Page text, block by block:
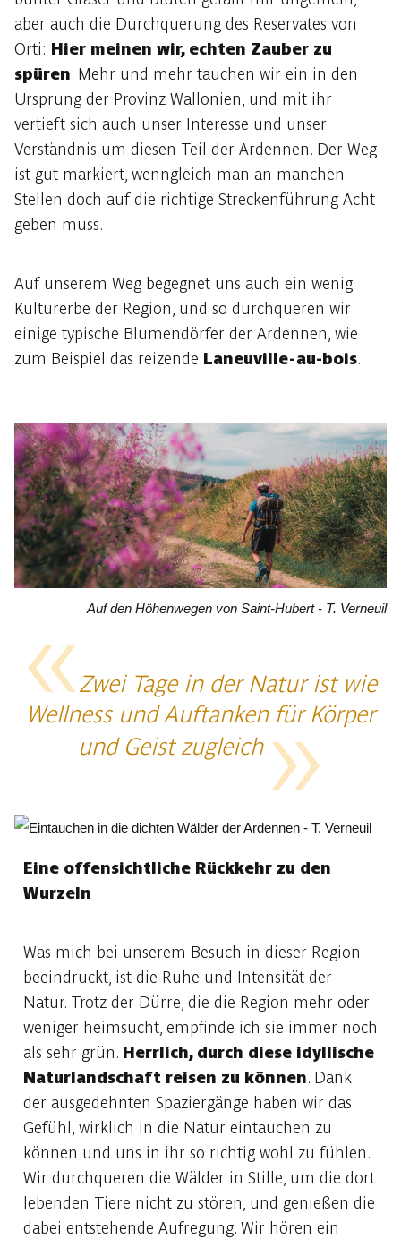
aber auch die Durchquerung des Reservates von
Orti: Hier meinen wir, echten Zauber zu
spüren. Mehr und mehr tauchen wir ein in den
Ursprung der Provinz Wallonien, und mit ihr
vertieft sich auch unser Interesse und unser
Verständnis um diesen Teil der Ardennen. Der Weg
ist gut markiert, wenngleich man an manchen
Stellen doch auf die richtige Streckenführung Acht
geben muss.
Auf unserem Weg begegnet uns auch ein wenig
Kulturerbe der Region, und so durchqueren wir
einige typische Blumendörfer der Ardennen, wie
zum Beispiel das reizende Laneuville-au-bois.
Auf den Höhenwegen von Saint-Hubert - T. Verneuil
Zwei Tage in der Natur ist wie
Wellness und Auftanken für Körper
und Geist zugleich
Eine offensichtliche Rückkehr zu den
Wurzeln
Was mich bei unserem Besuch in dieser Region
beeindruckt, ist die Ruhe und Intensität der
Natur. Trotz der Dürre, die die Region mehr oder
weniger heimsucht, empfinde ich sie immer noch
als sehr grün. Herrlich, durch diese idyllische
Naturlandschaft reisen zu können. Dank
der ausgedehnten Spaziergänge haben wir das
Gefühl, wirklich in die Natur eintauchen zu
können und uns in ihr so richtig wohl zu fühlen.
Wir durchqueren die Wälder in Stille, um die dort
lebenden Tiere nicht zu stören, und genießen die
dabei entstehende Aufregung. Wir hören ein